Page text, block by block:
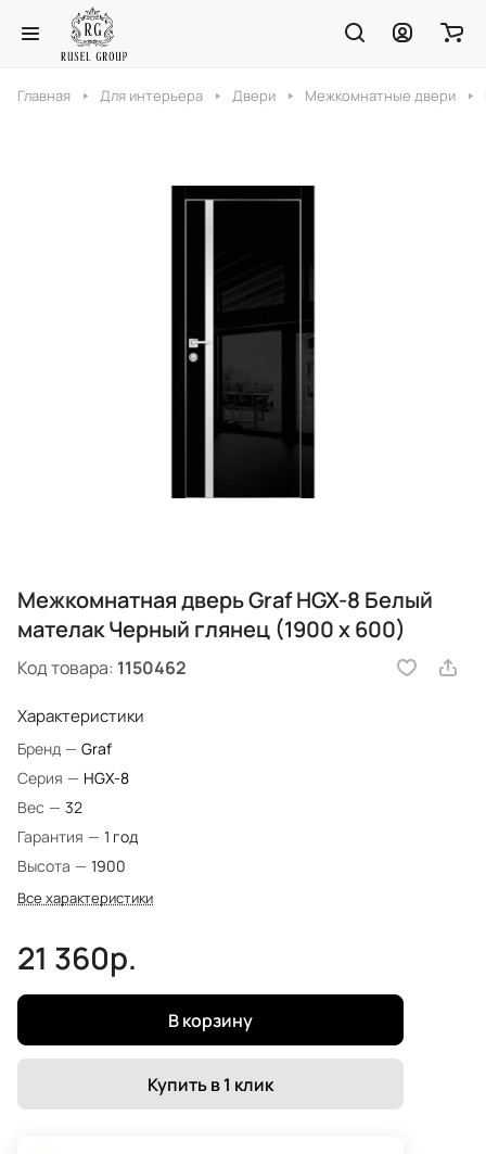
Главная Для интерьера Двери Межкомнатные двери
Межкомнатная дверь Graf HGX-8 Белый
мателак Черный глянец (1900 х 600)
Код товара: 1150462
Характеристики
Бренд — Graf
Серия — HGX-8
Вес — 32
Гарантия — 1 год
Высота — 1900
Все характеристики
21 360р.
В корзину
Купить в 1 клик